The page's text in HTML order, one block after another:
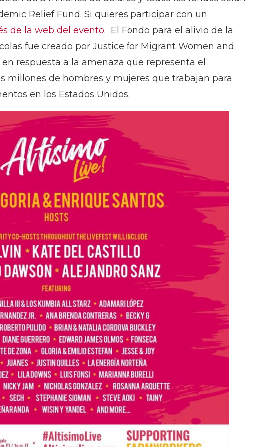
Relief Fund. Si quieres participar con un
de la web del evento. El Fondo para el alivio de la
fue creado por Justice for Migrant Women and
respuesta a la amenaza que representa el
millones de hombres y mujeres que trabajan para
en los Estados Unidos.